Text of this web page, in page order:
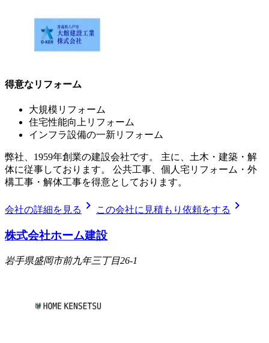
得意なリフォーム
大規模リフォーム
住宅性能向上リフォーム
インフラ設備の一新リフォーム
弊社、1959年創業の建設会社です。 主に、土木・建築・解
体に従事しております。 公共工事、個人宅リフォーム・外
構工事・解体工事を得意としております。
会社の詳細を見る chevron_right この会社に見積もり依頼をする chevron_right
株式会社ホーム建設
岩手県盛岡市前九年三丁目26-1